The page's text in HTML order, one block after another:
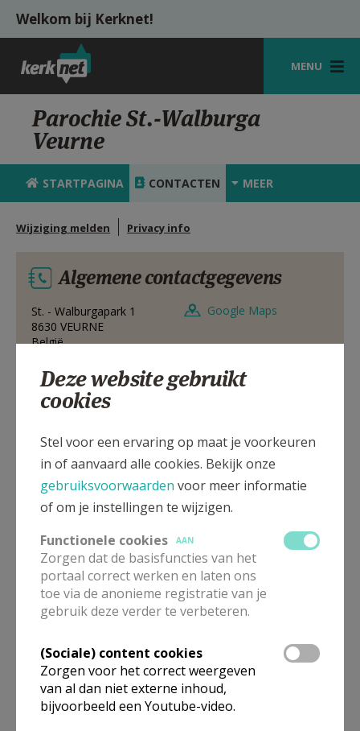
Overslaan en naar de inhoud gaan
Welkom bij Kerknet!
MENU
STARTPAGINA
KERK
VIERINGEN
HULP
MIJN PAROCHIE
AANMELDEN OF REGISTREREN
Parochie St.-Walburga
Veurne
STARTPAGINA CONTACTEN MEER
Wijziging melden Privacy info
Algemene contactgegevens
St. - Walburgapark 1
8630 VEURNE
België
Google Maps
Deze website gebruikt
cookies
Stel voor een ervaring op maat je voorkeuren
in of aanvaard alle cookies. Bekijk onze
gebruiksvoorwaarden voor meer informatie
of om je instellingen te wijzigen.
Functionele cookies
AAN
Zorgen dat de basisfuncties van het
portaal correct werken en laten ons
toe via de anonieme registratie van je
gebruik deze verder te verbeteren.
(Sociale) content cookies
Zorgen voor het correct weergeven
van al dan niet externe inhoud,
bijvoorbeeld een Youtube-video.